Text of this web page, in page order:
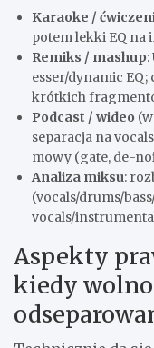
Karaoke /
potem lekki EQ na
Remiks / mashup:
esser/dynamic
krótkich
Podcast / wideo
separacja na
mowy (gate, de-
Analiza miksu:
(vocals/drums/
vocals/
Aspekty
kiedy